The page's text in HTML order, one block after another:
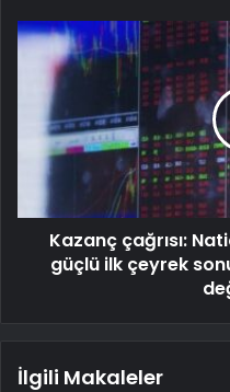
Kazanç çağrısı:
güçlü ilk çeyrek
İlgili Makaleler